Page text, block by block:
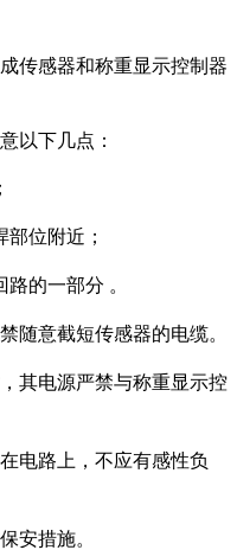
传感器和称重显示控制器
以下几点：
部位附近；
的一部分 。
随意截短传感器的电缆。
其电源严禁与称重显示控
电路上，不应有感性负
安措施。